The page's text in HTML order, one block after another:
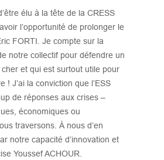
élu à la tête de la CRESS
l’opportunité de prolonger le
FORTI. Je compte sur la
notre collectif pour défendre un
et qui est surtout utile pour
! J’ai la conviction que l’ESS
de réponses aux crises –
économiques ou
traversons. À nous d’en
notre capacité d’innovation et
Youssef ACHOUR.